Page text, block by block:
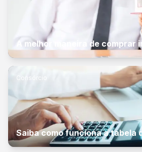
A melhor maneira de comprar
Consórcio
Saiba como funciona a tabela